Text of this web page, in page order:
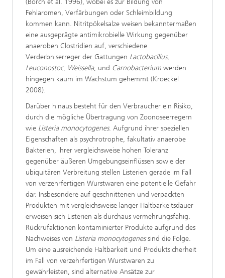
(Borch et al. 1996), wobei es zur Bildung von
Fehlaromen, Verfärbungen oder Schleimbildung
kommen kann. Nitritpökelsalze weisen bekanntermaßen
eine ausgeprägte antimikrobielle Wirkung gegenüber
anaeroben Clostridien auf, verschiedene
Verderbniserreger der Gattungen Lactobacillus,
Leuconostoc, Weissella, und Carnobacterium werden
hingegen kaum im Wachstum gehemmt (Kroeckel
2008).
Darüber hinaus besteht für den Verbraucher ein Risiko,
durch die mögliche Übertragung von Zoonoseerregern
wie Listeria monocytogenes. Aufgrund ihrer speziellen
Eigenschaften als psychrotrophe, fakultativ anaerobe
Bakterien, ihrer vergleichsweise hohen Toleranz
gegenüber äußeren Umgebungseinflüssen sowie der
ubiquitären Verbreitung stellen Listerien gerade im Fall
von verzehrfertigen Wurstwaren eine potentielle Gefahr
dar. Insbesondere auf geschnittenen und verpackten
Produkten mit vergleichsweise langer Haltbarkeitsdauer
erweisen sich Listerien als durchaus vermehrungsfähig.
Rückrufaktionen kontaminierter Produkte aufgrund des
Nachweises von Listeria monocytogenessind die Folge.
Um eine ausreichende Haltbarkeit und Produktsicherheit
im Fall von verzehrfertigen Wurstwaren zu
gewährleisten, sind alternative Ansätze zur